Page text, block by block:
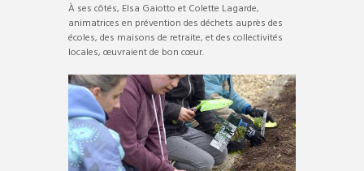
À ses côtés, Elsa Gaiotto et Colette Lagarde,
animatrices en prévention des déchets auprès des
écoles, des maisons de retraite, et des collectivités
locales, œuvraient de bon cœur.